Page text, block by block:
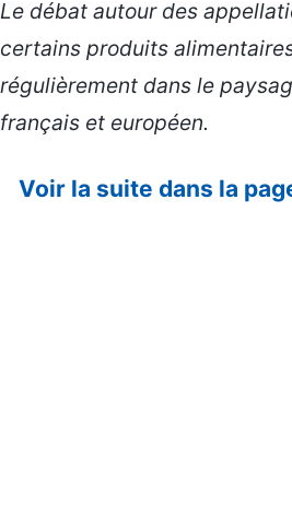
Le débat autour des
certains produits
régulièrement dans le
français et européen.
Voir la suite dans la